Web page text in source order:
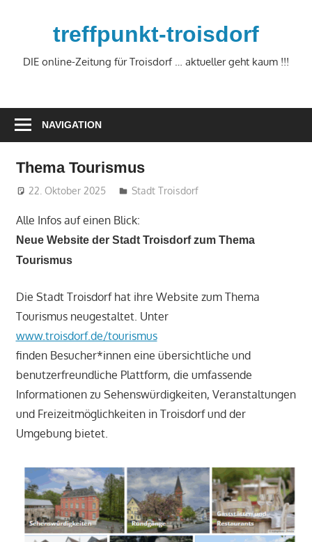
treffpunkt-troisdorf
DIE online-Zeitung für Troisdorf … aktueller geht kaum !!!
NAVIGATION
Thema Tourismus
22. Oktober 2025 treffpunkt
Stadt Troisdorf
Alle Infos auf einen Blick:
Neue Website der Stadt Troisdorf zum Thema
Tourismus
Die Stadt Troisdorf hat ihre Website zum Thema
Tourismus neugestaltet. Unter
www.troisdorf.de/tourismus
finden Besucher*innen eine übersichtliche und
benutzerfreundliche Plattform, die umfassende
Informationen zu Sehenswürdigkeiten, Veranstaltungen
und Freizeitmöglichkeiten in Troisdorf und der
Umgebung bietet.